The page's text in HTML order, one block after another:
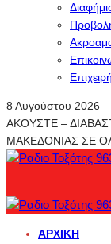
8 Αυγούστου 2026
ΑΚΟΥΣΤΕ –
ΜΑΚΕΔΟΝΙΑΣ ΣΕ
ΑΡΧΙΚΉ